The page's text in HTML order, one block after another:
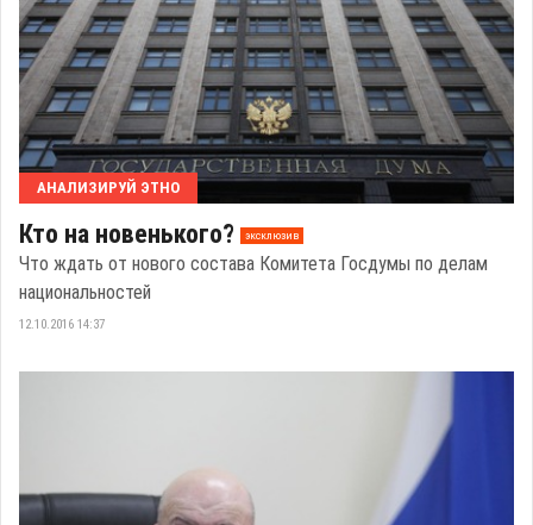
АНАЛИЗИРУЙ ЭТНО
Кто на новенького? эксклюзив
Что ждать от нового состава Комитета Госдумы по делам
национальностей
12.10.2016 14:37